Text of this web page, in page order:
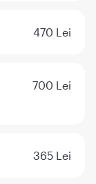
470 Lei
700 Lei
365 Lei